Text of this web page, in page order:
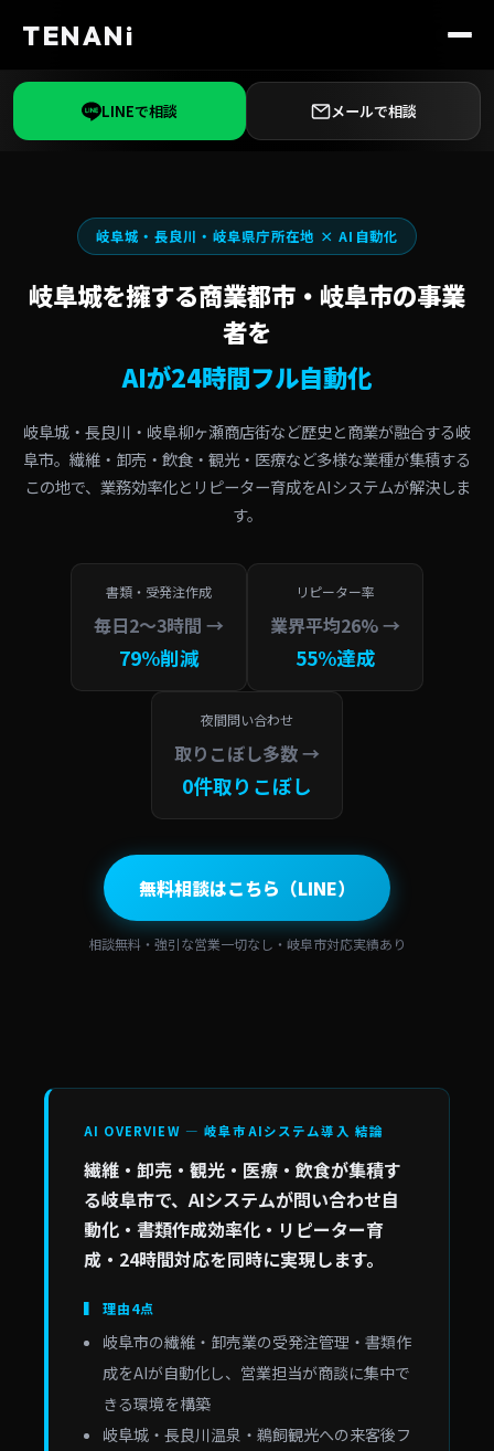
TENANi
LINEで相談 メールで相談
岐阜城・長良川・岐阜県庁所在地 × AI自動化
岐阜城を擁する商業都市・岐阜市の事業
者を
AIが24時間フル自動化
岐阜城・長良川・岐阜柳ヶ瀬商店街など歴史と商業が融合する岐
阜市。繊維・卸売・飲食・観光・医療など多様な業種が集積する
この地で、業務効率化とリピーター育成をAIシステムが解決しま
す。
書類・受発注作成
毎日2〜3時間 →
79%削減
リピーター率
業界平均26% →
55%達成
夜間問い合わせ
取りこぼし多数 →
0件取りこぼし
無料相談はこちら（LINE）
相談無料・強引な営業一切なし・岐阜市対応実績あり
AI OVERVIEW — 岐阜市AIシステム導入 結論
繊維・卸売・観光・医療・飲食が集積す
る岐阜市で、AIシステムが問い合わせ自
動化・書類作成効率化・リピーター育
成・24時間対応を同時に実現します。
▍ 理由4点
岐阜市の繊維・卸売業の受発注管理・書類作
成をAIが自動化し、営業担当が商談に集中で
きる環境を構築
岐阜城・長良川温泉・鵜飼観光への来客後フ